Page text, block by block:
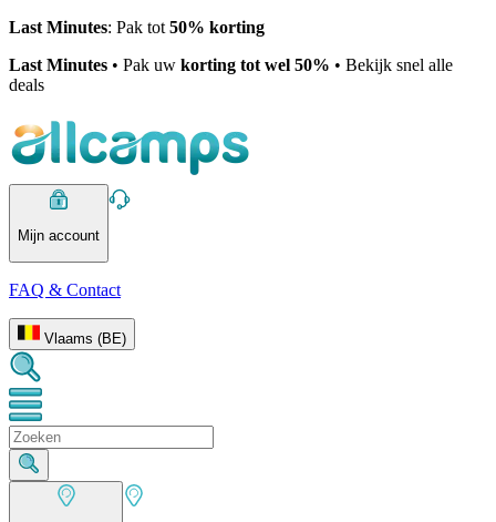
Last Minutes: Pak tot 50% korting
Last Minutes • Pak uw korting tot wel 50% • Bekijk snel alle
deals
Mijn account
FAQ & Contact
Vlaams (BE)